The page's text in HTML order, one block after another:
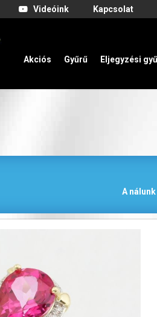
Videóink Kapcsolat
Akciós Gyűrű Eljegyzési
A